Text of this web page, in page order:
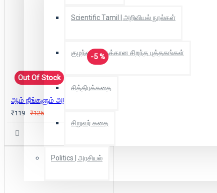
Scientific Tamil | அறிவியல் நூல்கள்
குழந்தைகளுக்கான சிறந்த புத்தகங்கள்
சித்திரக்கதை
சிறுவர் கதை
Politics | அரசியல்
-5 %
Out Of Stock
₹119 ₹125